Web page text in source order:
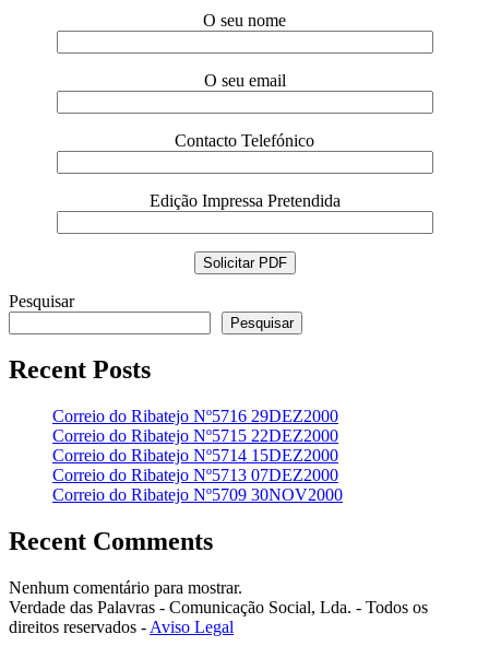
O seu nome
O seu email
Contacto Telefónico
Edição Impressa Pretendida
Pesquisar
Pesquisar
Recent Posts
Correio do Ribatejo Nº5716 29DEZ2000
Correio do Ribatejo Nº5715 22DEZ2000
Correio do Ribatejo Nº5714 15DEZ2000
Correio do Ribatejo Nº5713 07DEZ2000
Correio do Ribatejo Nº5709 30NOV2000
Recent Comments
Nenhum comentário para mostrar.
Verdade das Palavras - Comunicação Social, Lda. - Todos os
direitos reservados - Aviso Legal